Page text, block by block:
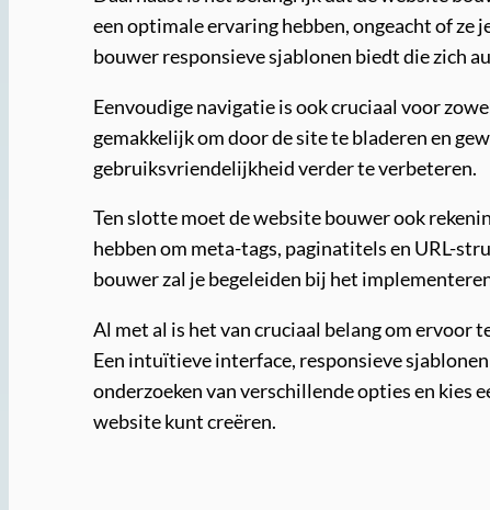
een optimale ervaring hebben, ongeacht of
bouwer responsieve sjablonen biedt die zich
Eenvoudige navigatie is ook cruciaal voor
gemakkelijk om door de site te bladeren en
gebruiksvriendelijkheid verder te verbeteren.
Ten slotte moet de website bouwer ook
hebben om meta-tags, paginatitels en URL-
bouwer zal je begeleiden bij het
Al met al is het van cruciaal belang om ervoor
Een intuïtieve interface, responsieve
onderzoeken van verschillende opties en kies
website kunt creëren.